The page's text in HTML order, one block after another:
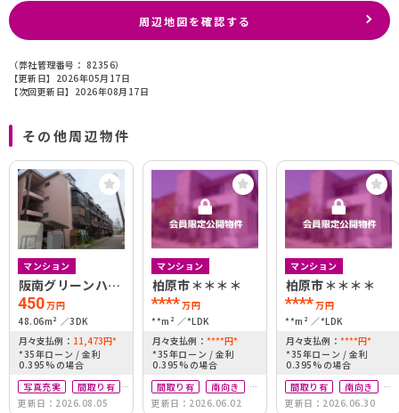
周辺地図を確認する
（弊社管理番号： 82356）
【更新日】2026年05月17日
【次回更新日】2026年08月17日
その他周辺物件
マンション
阪南グリーンハイ
ツＢ棟
450万円
48.06m²
3DK
月々支払例： 11,473円*
*35年ローン / 金利
0.395%の場合
写真充実
間取り有
駅徒歩10分以内
更新日：2026.08.05
マンション
柏原市＊＊＊＊
****万円
**m²
*LDK
月々支払例： ****円*
*35年ローン / 金利
0.395%の場合
間取り有
南向き
駅徒歩10分以内
更新日：2026.06.02
マンション
柏原市＊＊＊＊
****万円
**m²
*LDK
月々支払例： ****円*
*35年ローン / 金利
0.395%の場合
間取り有
南向き
リフォーム済
更新日：2026.06.30